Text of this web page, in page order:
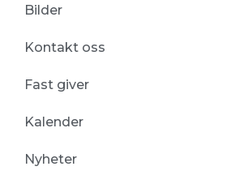
Bilder
Kontakt oss
Fast giver
Kalender
Nyheter